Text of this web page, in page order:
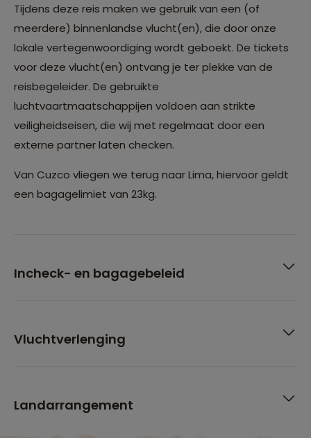
Tijdens deze reis maken we gebruik van een (of
meerdere) binnenlandse vlucht(en), die door onze
lokale vertegenwoordiging wordt geboekt. De tickets
voor deze vlucht(en) ontvang je ter plekke van de
reisbegeleider. De gebruikte
luchtvaartmaatschappijen voldoen aan strikte
veiligheidseisen, die wij met regelmaat door een
externe partner laten checken.
Van Cuzco vliegen we terug naar Lima, hiervoor geldt
een bagagelimiet van 23kg.
Incheck- en bagagebeleid
Vluchtverlenging
Landarrangement